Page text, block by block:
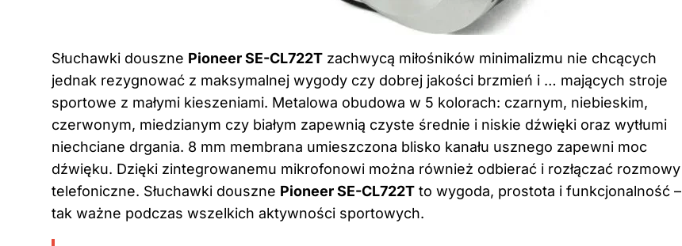
Słuchawki douszne Pioneer SE-CL722T zachwycą miłośników minimalizmu nie chcących
jednak rezygnować z maksymalnej wygody czy dobrej jakości brzmień i … mających stroje
sportowe z małymi kieszeniami. Metalowa obudowa w 5 kolorach: czarnym, niebieskim,
czerwonym, miedzianym czy białym zapewnią czyste średnie i niskie dźwięki oraz wytłumi
niechciane drgania. 8 mm membrana umieszczona blisko kanału usznego zapewni moc
dźwięku. Dzięki zintegrowanemu mikrofonowi można również odbierać i rozłączać rozmowy
telefoniczne. Słuchawki douszne Pioneer SE-CL722T to wygoda, prostota i funkcjonalność –
tak ważne podczas wszelkich aktywności sportowych.